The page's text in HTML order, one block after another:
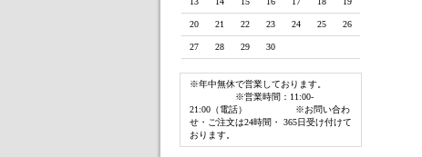
20 21 22 23 24 25 26
27 28 29 30
※年中無休で営業しております。
※営業時間：11:00-
21:00（電話） ※お問い合わ
せ・ご注文は24時間・ 365日受け付けて
おります。